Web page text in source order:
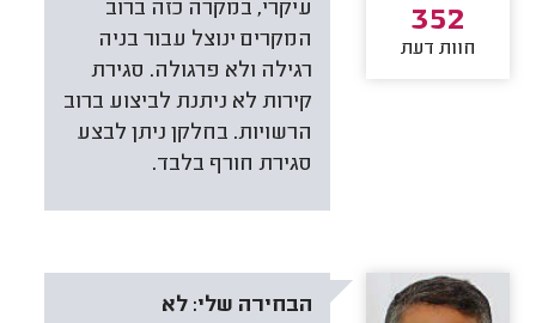
עיקרי, במקרה כזה ברוב
המקרים ינוצל עבור בניה
רגילה ולא פרגולה. סגירת
קירות לא ניתנת לביצוע ברוב
הרשויות. בחלקן ניתן לבצע
סגירת חורף בלבד.
352
חוות דעת
הבחירה שלי: לא